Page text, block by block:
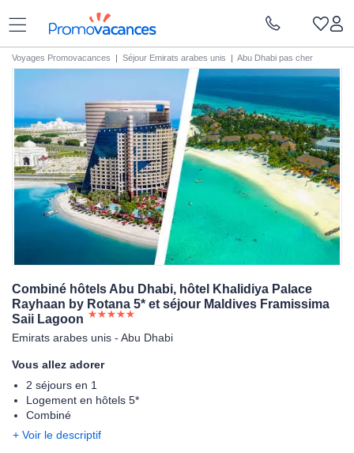
Voyages Promovacances | Séjour Emirats arabes unis | Abu Dhabi pas cher
Combiné hôtels Abu Dhabi, hôtel Khalidiya Palace
Rayhaan by Rotana 5* et séjour Maldives Framissima
Saii Lagoon
Emirats arabes unis - Abu Dhabi
Vous allez adorer
2 séjours en 1
Logement en hôtels 5*
Combiné
+ Voir le descriptif